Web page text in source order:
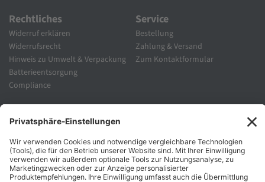
Rechtliches
Widerruf erklären
Widerrufsrecht
Hinweis zu Umwelt & Verpackung
Batterieentsorgung
Compliance
Service
Bestellung
Zahlung & Versand
Zum Kontaktformular
Unternehmen
Karriere